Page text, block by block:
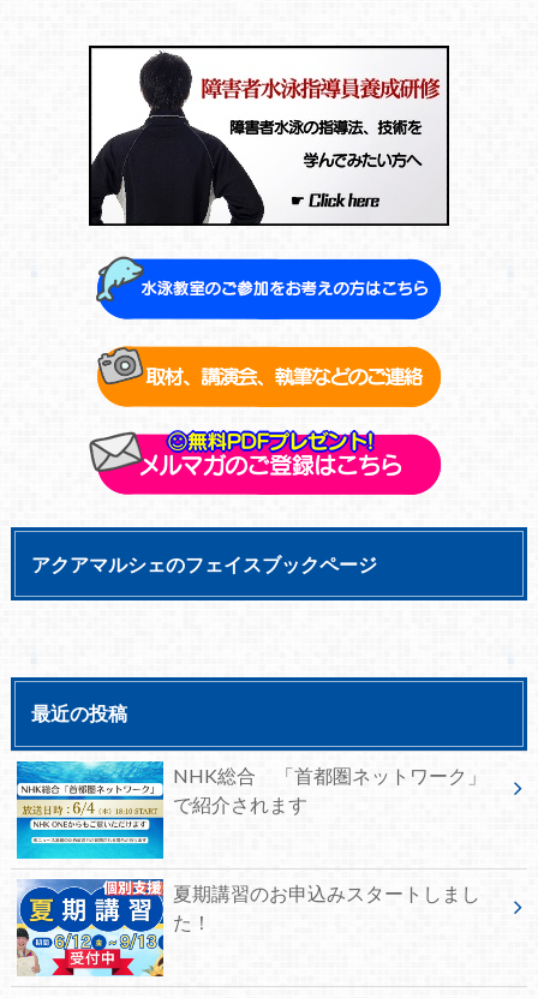
アクアマルシェのフェイスブックページ
最近の投稿
NHK総合 「首都圏ネットワーク」
で紹介されます
夏期講習のお申込みスタートしまし
た！